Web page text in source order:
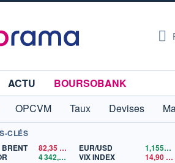
ACTU
BOURSOBANK
OPCVM Taux Devises
CLÉS
BRENT
82,35$US
4 342,26 $US
EUR/USD 1,1559
VIX INDEX
14,90